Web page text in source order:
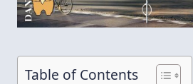
Table of Contents